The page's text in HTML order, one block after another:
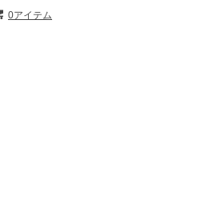
0アイテム